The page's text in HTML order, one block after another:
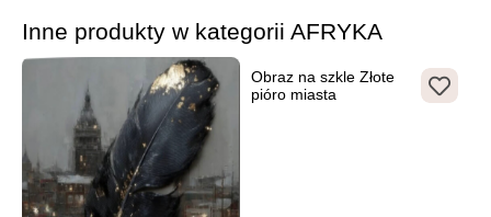
Inne produkty w kategorii AFRYKA
Obraz na szkle Złote
pióro miasta